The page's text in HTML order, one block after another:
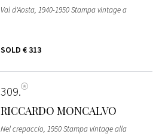
Val d'Aosta, 1940-1950 Stampa vintage a
SOLD € 313
309
RICCARDO MONCALVO
Nel crepaccio, 1950 Stampa vintage alla